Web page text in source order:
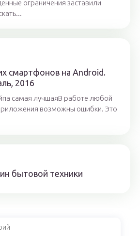
ограничения заставили
смартфонов на Android.
2016
самая лучшаяВ работе любой
возможны ошибки. Это
бытовой техники